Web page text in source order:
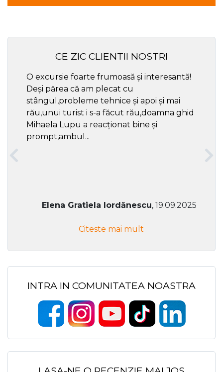
CE ZIC CLIENTII NOSTRI
O excursie foarte frumoasă și interesantă!
Deși părea că am plecat cu
stângul,probleme tehnice și apoi și mai
rău,unui turist i s-a făcut rău,doamna ghid
Mihaela Lupu a reacționat bine și
prompt,ambul...
Elena Gratiela Iordănescu, 19.09.2025
Citeste mai mult
INTRA IN COMUNITATEA NOASTRA